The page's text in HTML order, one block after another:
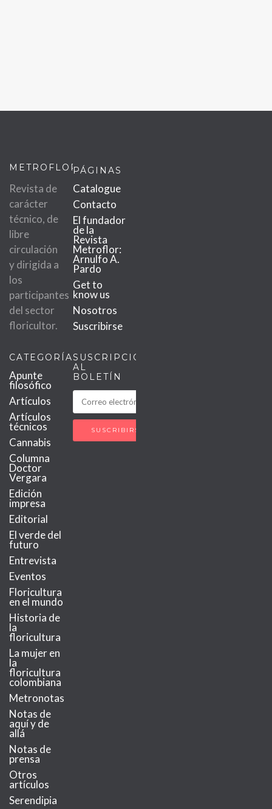
METROFLOR
Revista de
carácter
técnico, de
libre
circulación
y dirigida a
los
participantes
del sector
floricultor.
PÁGINAS
Catalogue
Contacto
El fundador
de la
Revista
Metroflor:
Arnulfo A.
Pardo
Get to
know us
Nosotros
Suscribirse
CATEGORÍAS
Apunte
filosófico
Artículos
Artículos
técnicos
Cannabis
Columna
Doctor
Vergara
Edición
impresa
Editorial
El verde del
futuro
Entrevista
Eventos
Floricultura
en el mundo
Historia de
la
floricultura
La mujer en
la
floricultura
colombiana
Metronotas
Notas de
aquí y de
allá
Notas de
prensa
Otros
artículos
Serendipia
SUSCRIPCIÓN
AL
BOLETÍN